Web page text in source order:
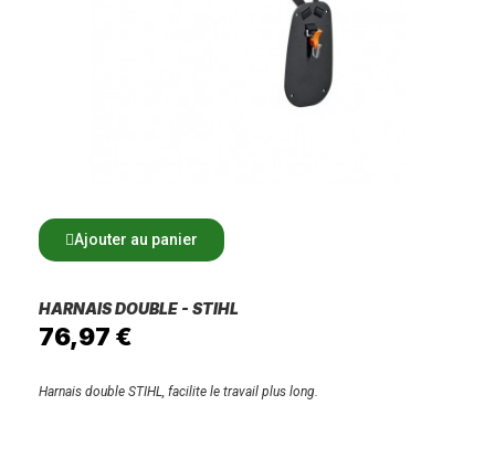
Ajouter au panier
HARNAIS DOUBLE - STIHL
76,97 €
Harnais double STIHL, facilite le travail plus long.